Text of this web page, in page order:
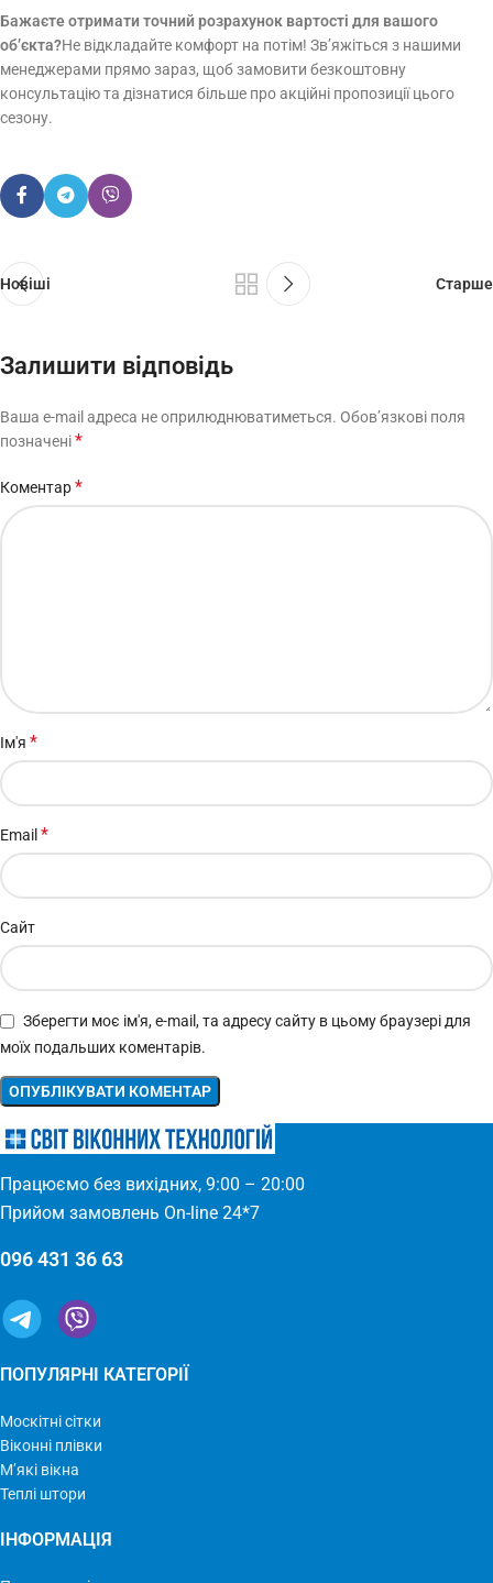
Бажаєте отримати точний розрахунок вартості для вашого
об’єкта?Не відкладайте комфорт на потім! Зв’яжіться з нашими
менеджерами прямо зараз, щоб замовити безкоштовну
консультацію та дізнатися більше про акційні пропозиції цього
сезону.
Новіші Старше
Залишити відповідь
Ваша e-mail адреса не оприлюднюватиметься. Обов’язкові поля
позначені*
Коментар*
Ім'я *
Email *
Сайт
Зберегти моє ім'я, e-mail, та адресу сайту в цьому браузері для
моїх подальших коментарів.
Працюємо без вихідних, 9:00 – 20:00
Прийом замовлень On-line 24*7
096 431 36 63
ПОПУЛЯРНІ КАТЕГОРІЇ
Москітні сітки
Віконні плівки
М’які вікна
Теплі штори
ІНФОРМАЦІЯ